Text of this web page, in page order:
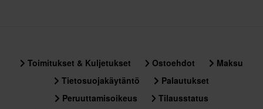
Toimitukset & Kuljetukset Ostoehdot
Maksu
Tietosuojakäytäntö
Palautukset
Peruuttamisoikeus
Tilausstatus